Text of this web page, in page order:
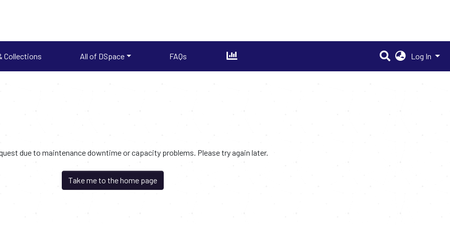
Collections All of DSpace FAQs Log In
due to maintenance downtime or capacity problems. Please try again later.
Take me to the home page